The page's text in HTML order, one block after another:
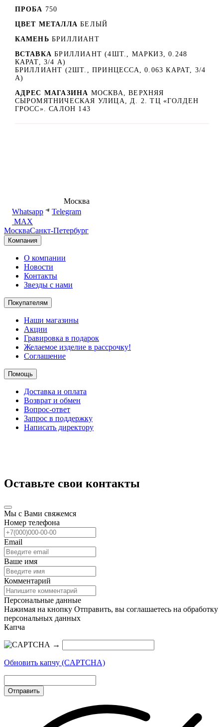
ПРОБА 750
ЦВЕТ МЕТАЛЛА БЕЛЫЙ
КАМЕНЬ БРИЛЛИАНТ
ВСТАВКА БРИЛЛИАНТ (4ШТ., МАРКИЗ, 0.248
КАРАТ, 3/4 А)
БРИЛЛИАНТ (2ШТ., ПРИНЦЕССА, 0.063 КАРАТ, 3/4
А)
АДРЕС МАГАЗИНА МОСКВА, ВЕРХНЯЯ
СЫРОМЯТНИЧЕСКАЯ УЛИЦА, Д. 2. ТЦ «ГОЛДЕН
ГРОСС». САЛОН 143
Москва
Whatsapp
Telegram
MAX
МоскваСанкт-Петербург
Компания
О компании
Новости
Контакты
Звезды с нами
Покупателям
Наши магазины
Акции
Гравировка в подарок
Желаемое изделие в рассрочку!
Соглашение
Помощь
Доставка и оплата
Возврат и обмен
Вопрос-ответ
Запрос в поддержку
Написать директору
Оставьте свои контакты
Мы с Вами свяжемся
Номер телефона
Email
Ваше имя
Комментарий
Персональные данные
Нажимая на кнопку Отправить, вы соглашаетесь на обработку
персональных данных
Капча
→
Обновить капчу (CAPTCHA)
Отправить